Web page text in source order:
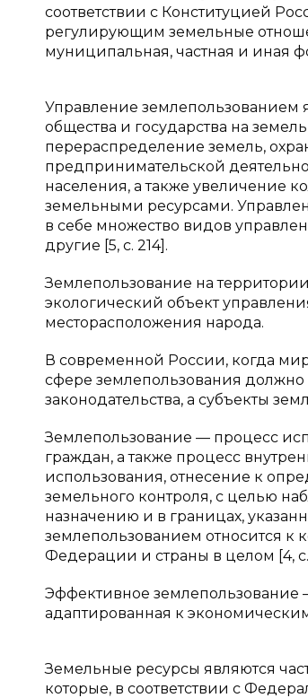
соответствии с Конституцией
регулирующим земельные
муниципальная, частная и иная
Управление землепользованием
общества и государства на
перераспределение земель,
предпринимательской
населения, а также увеличение
земельными ресурсами.
в себе множество видов
другие [5, c. 214].
Землепользование на
экологический объект
месторасположения народа.
В современной России, когда
сфере землепользования
законодательства, а субъекты
Землепользование — процесс
граждан, а также процесс
использования, отнесение к
земельного контроля, с целью
назначению и в границах,
землепользованием относится
Федерации и страны в целом [4,
Эффективное землепользование
адаптированная к
Земельные ресурсы являются
которые, в соответствии с